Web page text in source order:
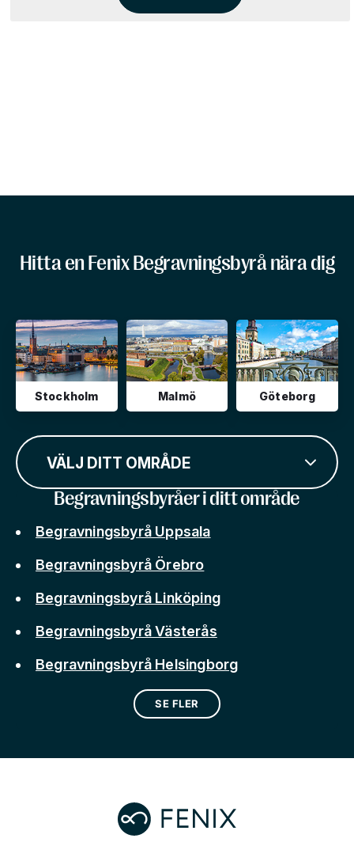
Hitta en Fenix Begravningsbyrå nära dig
Stockholm Malmö Göteborg
VÄLJ DITT OMRÅDE
Begravningsbyråer i ditt område
Begravningsbyrå Uppsala
Begravningsbyrå Örebro
Begravningsbyrå Linköping
Begravningsbyrå Västerås
Begravningsbyrå Helsingborg
SE FLER